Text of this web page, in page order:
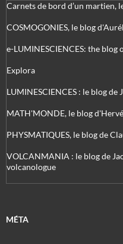
Carnets de bord d’un martien,
COSMOGONIES, le blog
e-LUMINESCIENCES: the blog
Explora
LUMINESCIENCES : le blog
MATH'MONDE, le blog
PHYSMATIQUES, le blog de
VOLCANMANIA : le blog de
volcanologue
MÉTA